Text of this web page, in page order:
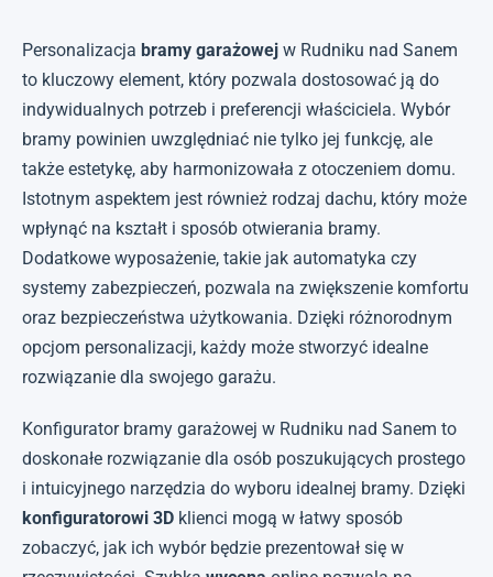
Personalizacja bramy garażowej w Rudniku nad Sanem
to kluczowy element, który pozwala dostosować ją do
indywidualnych potrzeb i preferencji właściciela. Wybór
bramy powinien uwzględniać nie tylko jej funkcję, ale
także estetykę, aby harmonizowała z otoczeniem domu.
Istotnym aspektem jest również rodzaj dachu, który może
wpłynąć na kształt i sposób otwierania bramy.
Dodatkowe wyposażenie, takie jak automatyka czy
systemy zabezpieczeń, pozwala na zwiększenie komfortu
oraz bezpieczeństwa użytkowania. Dzięki różnorodnym
opcjom personalizacji, każdy może stworzyć idealne
rozwiązanie dla swojego garażu.
Konfigurator bramy garażowej w Rudniku nad Sanem to
doskonałe rozwiązanie dla osób poszukujących prostego
i intuicyjnego narzędzia do wyboru idealnej bramy. Dzięki
konfiguratorowi 3D klienci mogą w łatwy sposób
zobaczyć, jak ich wybór będzie prezentował się w